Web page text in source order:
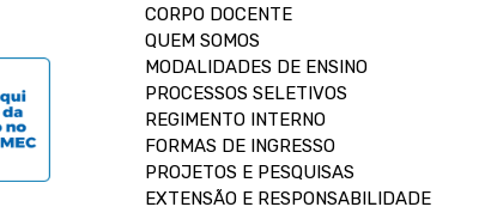
CORPO DOCENTE
QUEM SOMOS
MODALIDADES DE ENSINO
PROCESSOS SELETIVOS
REGIMENTO INTERNO
FORMAS DE INGRESSO
PROJETOS E PESQUISAS
EXTENSÃO E RESPONSABILIDADE